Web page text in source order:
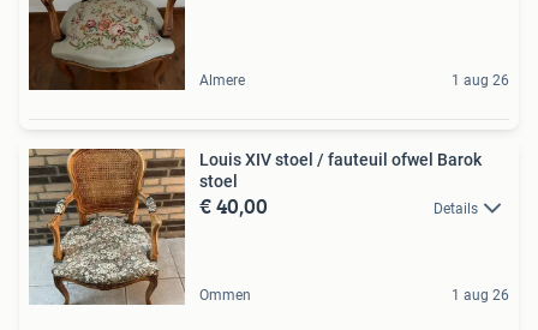
Almere 1 aug 26
Louis XIV stoel / fauteuil ofwel Barok
stoel
€ 40,00 Details
Ommen 1 aug 26